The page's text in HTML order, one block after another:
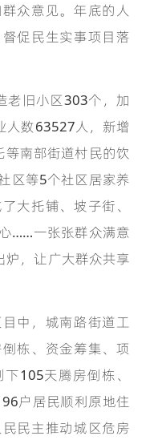
众意见。年底的人
促民生实事项目落
旧小区303个，加
人数63527人，新增
南部街道村民的饮
区等5个社区居家养
大托铺、坡子街、
……一张张群众满意
炉，让广大群众共享
中，城南路街道工
栋、资金筹集、项
105天腾房倒栋、
户居民顺利原地住
民主推动城区危房